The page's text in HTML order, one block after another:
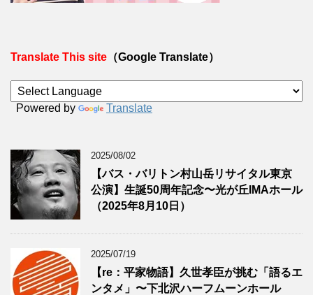
Translate This site （Google Translate）
Powered by Translate
2025/08/02
【バス・バリトン村山岳リサイタル東京
公演】生誕50周年記念〜光が丘IMAホール
（2025年8月10日）
2025/07/19
【re：平家物語】久世孝臣が挑む「語るエ
ンタメ」〜下北沢ハーフムーンホール